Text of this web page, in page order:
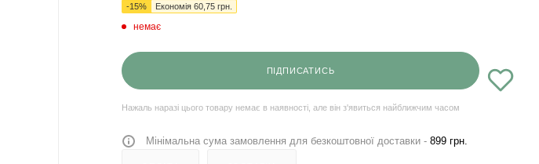
-15% Економія 60,75 грн.
немає
ПІДПИСАТИСЬ
Нажаль наразі цього товару немає в наявності, але він з'явиться найближчим часом
Мінімальна сума замовлення для безкоштовної доставки - 899 грн.